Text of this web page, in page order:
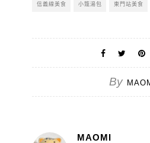
信義線美食 小籠湯包 東門站美食
By
MAOMI